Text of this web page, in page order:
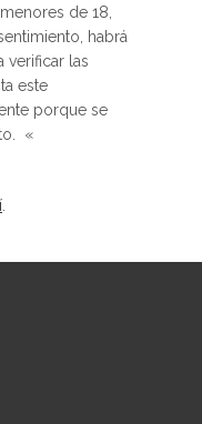
de 18,
habrá
verificar las
este
porque se
«